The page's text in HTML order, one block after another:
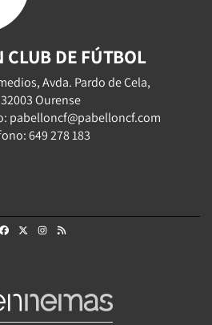
CLUB DE FÚTBOL
Avda. Pardo de Cela,
Ourense
pabelloncf@pabelloncf.com
649 278 183
FacebookInstagram